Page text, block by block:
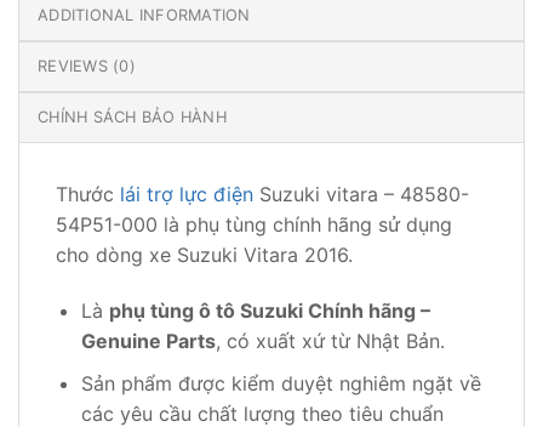
ADDITIONAL INFORMATION
REVIEWS (0)
CHÍNH SÁCH BẢO HÀNH
Thước lái trợ lực điện Suzuki vitara – 48580-
54P51-000 là phụ tùng chính hãng sử dụng
cho dòng xe Suzuki Vitara 2016.
Là phụ tùng ô tô Suzuki Chính hãng –
Genuine Parts, có xuất xứ từ Nhật Bản.
Sản phẩm được kiểm duyệt nghiêm ngặt về
các yêu cầu chất lượng theo tiêu chuẩn